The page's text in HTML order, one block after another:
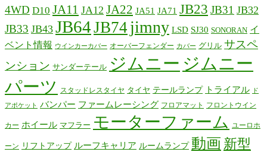
4WD D10 JA11 JA12 JA22 JA51 JA71 JB23 JB31 JB32
JB33 JB43 JB64JB74 jimny LSD SJ30 SONORAN イ
ベント情報
ウインカーカバー オーバーフェンダー カバー グリル サスペ
ンション サンダーテール ジムニー ジムニー
パーツ
スタッドレスタイヤ タイヤ テールランプ トライアル ド
アポケット バンパー ファームレーシング フロアマット フロントウイン
カー ホイール マフラー モーターファーム ユーロホ
ーン リフトアップ ルーフキャリア ルームランプ 動画 新型